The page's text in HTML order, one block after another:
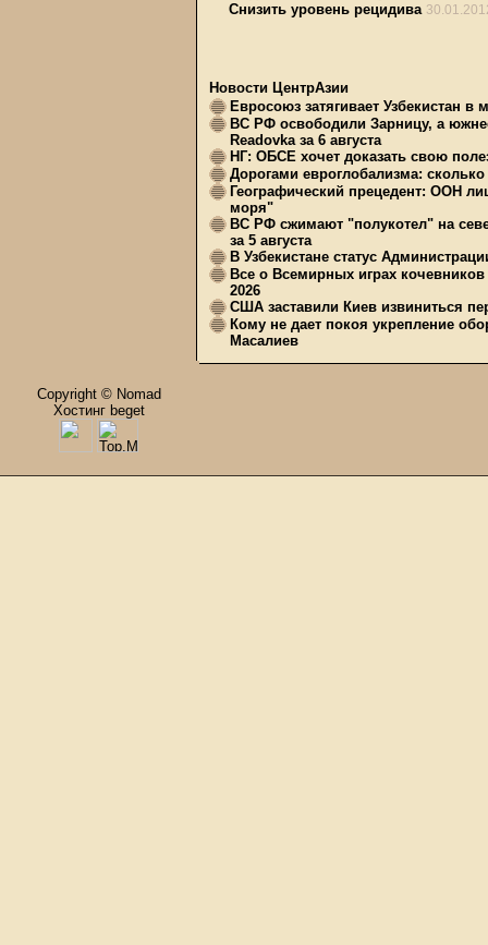
Снизить уровень рецидива
Новости ЦентрАзии
Евросоюз затягивает Узбекистан
ВС РФ освободили Зарницу, а
Readovka за 6 августа
НГ: ОБСЕ хочет доказать свою
Дорогами евроглобализма:
Географический прецедент: ООН
моря"
ВС РФ сжимают "полукотел" на
за 5 августа
В Узбекистане статус
Все о Всемирных играх
2026
США заставили Киев извиниться
Кому не дает покоя укрепление
Масалиев
Copyright © Nomad
Хостинг beget